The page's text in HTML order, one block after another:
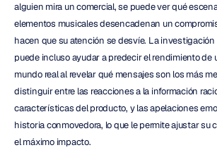
alguien mira un comercial, se puede ver qué
elementos musicales desencadenan un
hacen que su atención se desvíe. La investigación
puede incluso ayudar a predecir el rendimiento de
mundo real al revelar qué mensajes son los más
distinguir entre las reacciones a la información
características del producto, y las apelaciones
historia conmovedora, lo que le permite ajustar su
el máximo impacto.